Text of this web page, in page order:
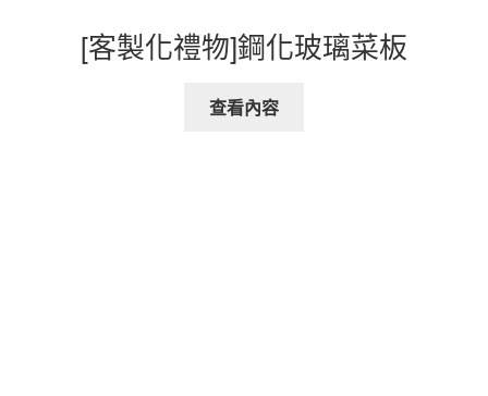
[客製化禮物]鋼化玻璃菜板
查看內容